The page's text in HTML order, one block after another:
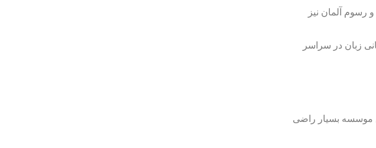
رسوم آلمان نیز
زبان در سراسر
موسسه بسیار راضی